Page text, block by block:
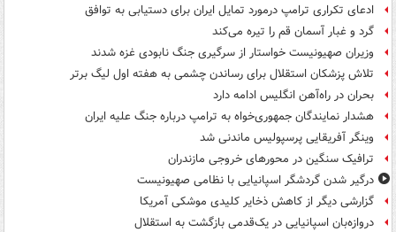
ادعای تکراری ترامپ درمورد تمایل ایران برای دستیابی به توافق
گرد و غبار آسمان قم را تیره می‌کند
وزیران صهیونیست خواستار از سرگیری جنگ نابودی غزه شدند
تلاش پزشکان استقلال برای رساندن چشمی به هفته اول لیگ برتر
بحران در راه‌آهن انگلیس ادامه دارد
هشدار نمایندگان جمهوری‌خواه به ترامپ درباره جنگ علیه ایران
وینگر آفریقایی پرسپولیس ماندنی شد
ترافیک سنگین در محورهای خروجی مازندران
درگیر شدن گردشگر اسپانیایی با نظامی صهیونیست
گزارشی دیگر از کاهش ذخایر کلیدی موشکی آمریکا
دروازه‌بان اسپانیایی در یک‌قدمی بازگشت به استقلال